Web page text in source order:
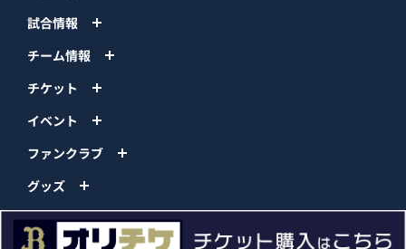
試合情報
チーム情報
チケット
イベント
ファンクラブ
グッズ
ファーム